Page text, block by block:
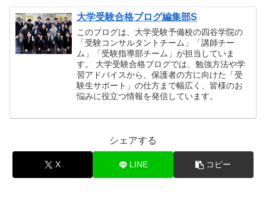
大学受験合格ブログ編集部S
このブログは、大学受験予備校の四谷学院の
「受験コンサルタントチーム」「講師チー
ム」「受験指導部チーム」が担当していま
す。 大学受験合格ブログでは、勉強方法や学
習アドバイスから、保護者の方に向けた「受
験生サポート」の仕方まで幅広く、皆様のお
悩みに役立つ情報を発信しています。
シェアする
X LINE コピー